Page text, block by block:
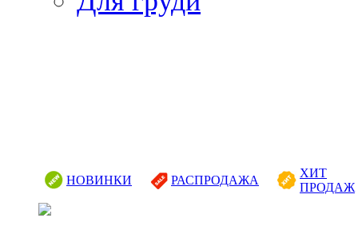
НОВИНКИ РАСПРОДАЖА
ХИТ
ПРОДАЖ